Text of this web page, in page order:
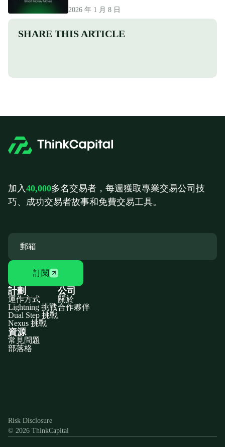
2026 年 1 月 8 日
SHARE THIS ARTICLE
加入40,000多名交易者，每週獲取專業交易公司技
巧、成功交易者故事和免費交易工具。
訂閱
計劃
運作方式
Lightning 挑戰
Dual Step 挑戰
Nexus 挑戰
公司
關於
合作夥伴
資源
常見問題
部落格
Risk Disclosure
© 2026 ThinkCapital